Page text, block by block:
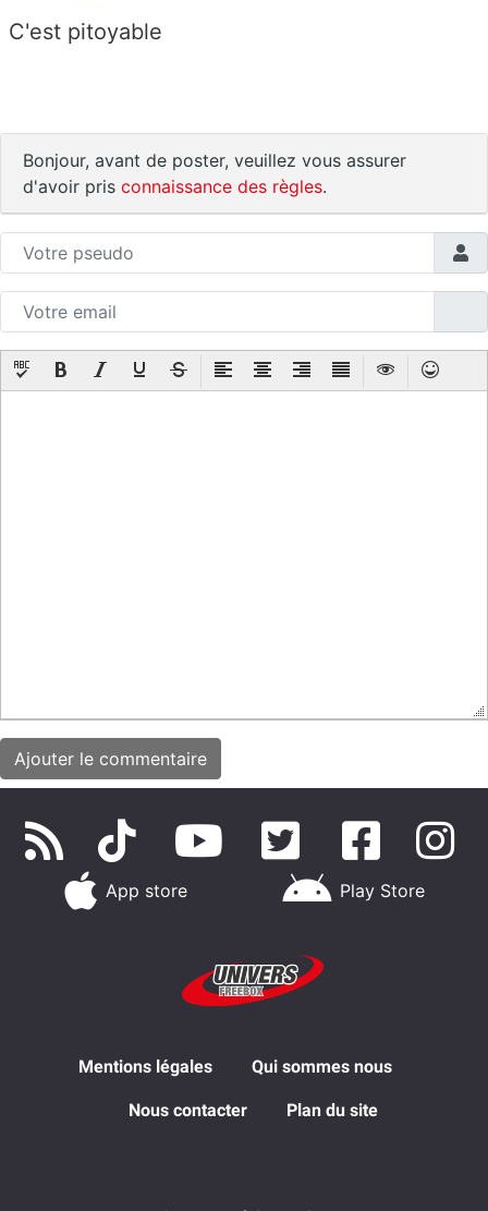
C'est pitoyable
Bonjour, avant de poster, veuillez vous assurer
d'avoir pris connaissance des règles.
App store Play Store
Mentions légales Qui sommes nous
Nous contacter Plan du site